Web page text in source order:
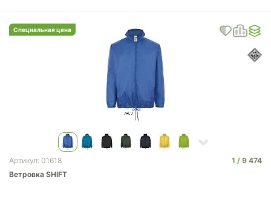
Специальная цена
Артикул: 01618 1
9 474
Ветровка SHIFT